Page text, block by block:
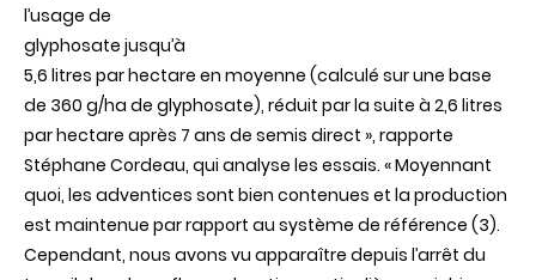
l’usage de
glyphosate jusqu’à
5,6 litres par hectare en moyenne (calculé sur une base
de 360 g/ha de glyphosate), réduit par la suite à 2,6 litres
par hectare après 7 ans de semis direct », rapporte
Stéphane Cordeau, qui analyse les essais. « Moyennant
quoi, les adventices sont bien contenues et la production
est maintenue par rapport au système de référence (3).
Cependant, nous avons vu apparaître depuis l’arrêt du